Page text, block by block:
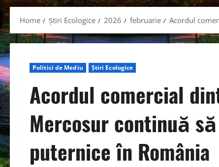
Home Știri Ecologice 2026 februarie Acordul
Politici de Mediu Știri Ecologice
Acordul comercial
Mercosur continuă
puternice în România